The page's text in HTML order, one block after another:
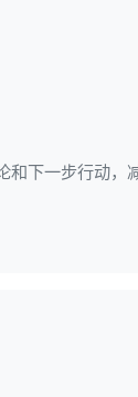
和下一步行动，